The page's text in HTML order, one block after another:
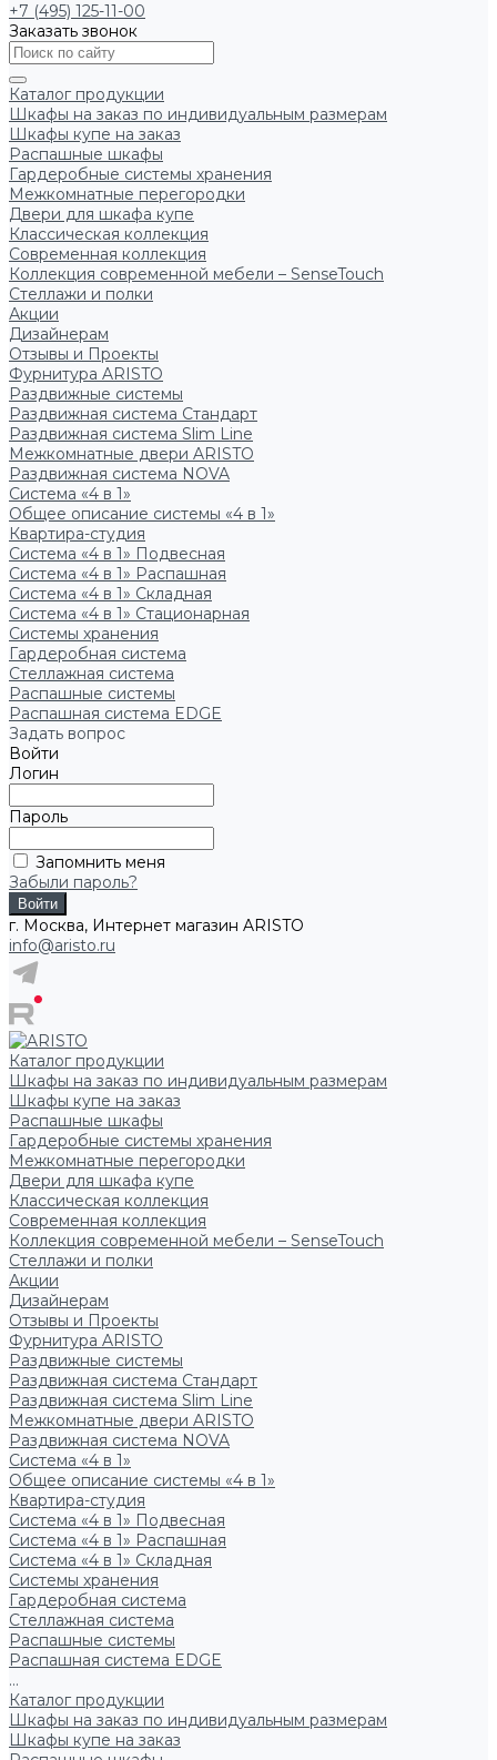
+7 (495) 125-11-00
Заказать звонок
Каталог продукции
Шкафы на заказ по индивидуальным размерам
Шкафы купе на заказ
Распашные шкафы
Гардеробные системы хранения
Межкомнатные перегородки
Двери для шкафа купе
Классическая коллекция
Современная коллекция
Коллекция современной мебели – SenseTouch
Стеллажи и полки
Акции
Дизайнерам
Отзывы и Проекты
Фурнитура ARISTO
Раздвижные системы
Раздвижная система Стандарт
Раздвижная система Slim Line
Межкомнатные двери ARISTO
Раздвижная система NOVA
Система «4 в 1»
Общее описание системы «4 в 1»
Квартира-студия
Система «4 в 1» Подвесная
Система «4 в 1» Распашная
Система «4 в 1» Складная
Система «4 в 1» Стационарная
Системы хранения
Гардеробная система
Стеллажная система
Распашные системы
Распашная система EDGE
Задать вопрос
Войти
Логин
Пароль
Запомнить меня
Забыли пароль?
г. Москва, Интернет магазин ARISTO
info@aristo.ru
Каталог продукции
Шкафы на заказ по индивидуальным размерам
Шкафы купе на заказ
Распашные шкафы
Гардеробные системы хранения
Межкомнатные перегородки
Двери для шкафа купе
Классическая коллекция
Современная коллекция
Коллекция современной мебели – SenseTouch
Стеллажи и полки
Акции
Дизайнерам
Отзывы и Проекты
Фурнитура ARISTO
Раздвижные системы
Раздвижная система Стандарт
Раздвижная система Slim Line
Межкомнатные двери ARISTO
Раздвижная система NOVA
Система «4 в 1»
Общее описание системы «4 в 1»
Квартира-студия
Система «4 в 1» Подвесная
Система «4 в 1» Распашная
Система «4 в 1» Складная
Системы хранения
Гардеробная система
Стеллажная система
Распашные системы
Распашная система EDGE
...
Каталог продукции
Шкафы на заказ по индивидуальным размерам
Шкафы купе на заказ